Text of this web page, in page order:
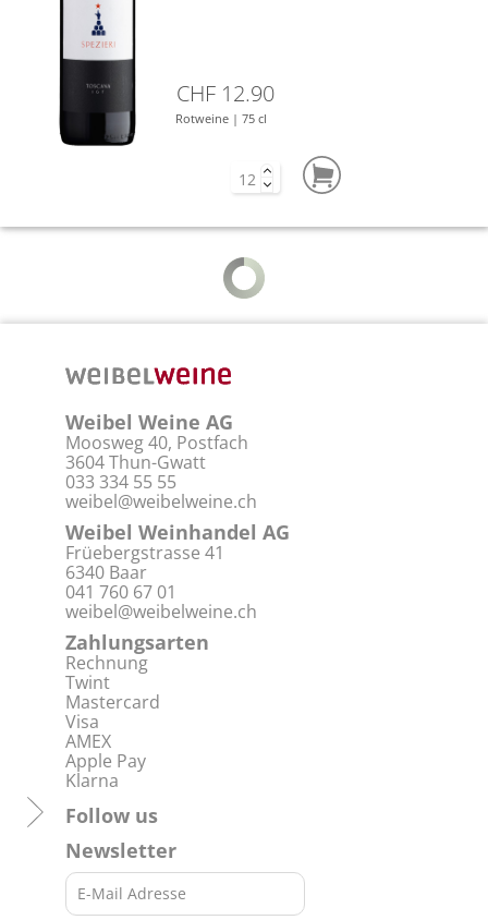
CHF 12.90
Rotweine | 75 cl
Weibel Weine AG
Moosweg 40, Postfach
3604 Thun-Gwatt
033 334 55 55
weibel@weibelweine.ch
Weibel Weinhandel AG
Früebergstrasse 41
6340 Baar
041 760 67 01
weibel@weibelweine.ch
Zahlungsarten
Rechnung
Twint
Mastercard
Visa
AMEX
Apple Pay
Klarna
Follow us
Newsletter